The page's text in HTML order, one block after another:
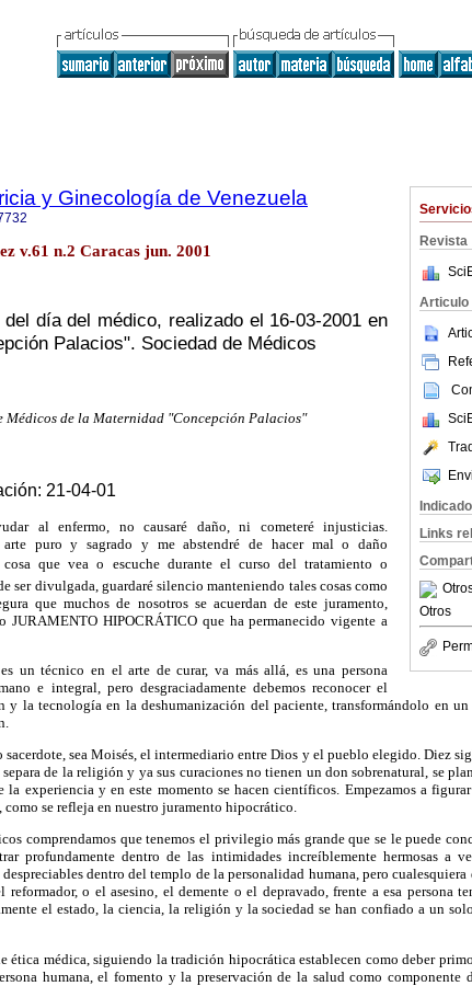
Revista
Articulo
Links
Otros
y Ginecología de Venezuela
v.61 n.2 Caracas jun. 2001
día del médico, realizado el 16-03-2001 en
Palacios". Sociedad de Médicos
Médicos de la Maternidad "Concepción Palacios"
21-04-01
al enfermo, no causaré daño, ni cometeré injusticias.
puro y sagrado y me abstendré de hacer mal o daño
cosa que vea o escuche durante el curso del tratamiento o
ser divulgada, guardaré silencio manteniendo tales cosas como
que muchos de nosotros se acuerdan de este juramento,
JURAMENTO HIPOCRÁTICO que ha permanecido vigente a
un técnico en el arte de curar, va más allá, es una persona
e integral, pero desgraciadamente debemos reconocer el
y la tecnología en la deshumanización del paciente, transformándolo en
sacerdote, sea Moisés, el intermediario entre Dios y el pueblo elegido. Diez
de la religión y ya sus curaciones no tienen un don sobrenatural, se
la experiencia y en este momento se hacen científicos. Empezamos a
como se refleja en nuestro juramento hipocrático.
comprendamos que tenemos el privilegio más grande que se le puede
profundamente dentro de las intimidades increíblemente hermosas a
dentro del templo de la personalidad humana, pero
o el asesino, el demente o el depravado, frente a esa persona
el estado, la ciencia, la religión y la sociedad se han confiado a un
ética médica, siguiendo la tradición hipocrática establecen como deber
humana, el fomento y la preservación de la salud como componente